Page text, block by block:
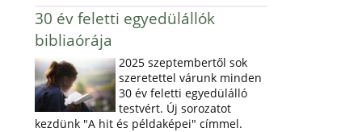
30 év feletti egyedülállók
bibliaórája
2025 szeptembertől sok
szeretettel várunk minden
30 év feletti egyedülálló
testvért. Új sorozatot
kezdünk "A hit és példaképei" címmel.